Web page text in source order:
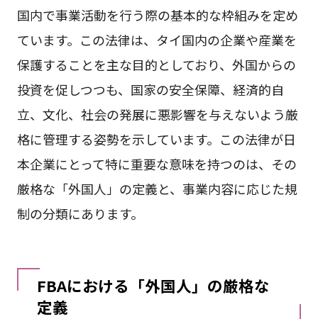
国内で事業活動を行う際の基本的な枠組みを定め
ています。この法律は、タイ国内の企業や産業を
保護することを主な目的としており、外国からの
投資を促しつつも、国家の安全保障、経済的自
立、文化、社会の発展に悪影響を与えないよう厳
格に管理する姿勢を示しています。この法律が日
本企業にとって特に重要な意味を持つのは、その
厳格な「外国人」の定義と、事業内容に応じた規
制の分類にあります。
FBAにおける「外国人」の厳格な
定義